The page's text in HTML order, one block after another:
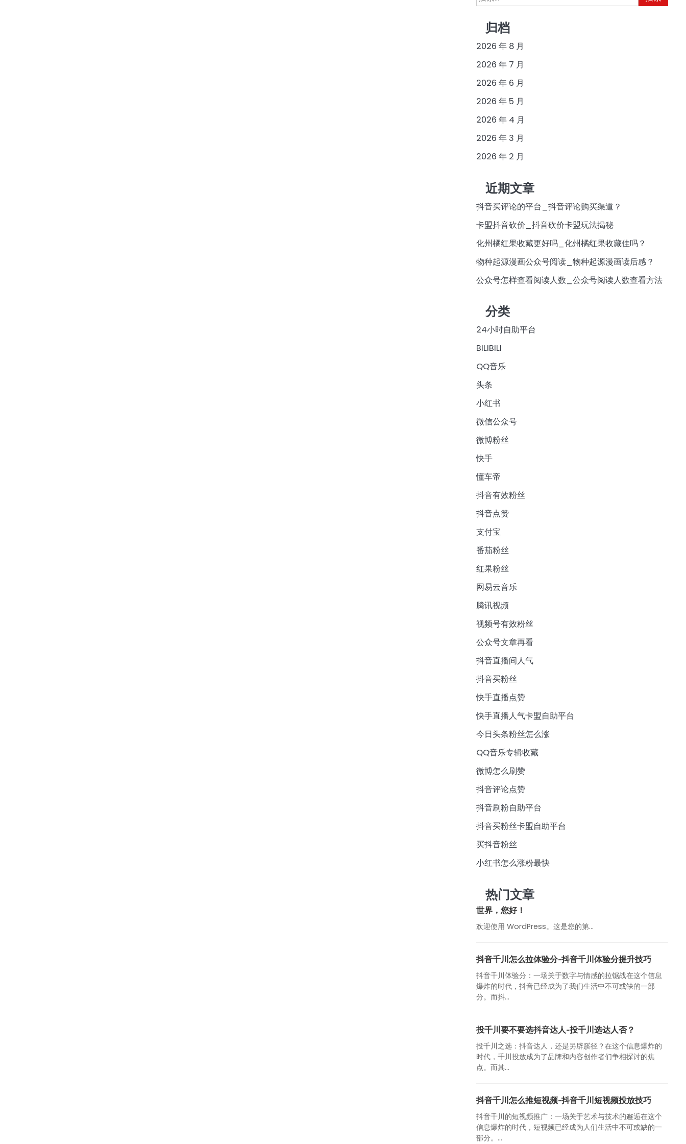
索：
归档
2026 年 8 月
2026 年 7 月
2026 年 6 月
2026 年 5 月
2026 年 4 月
2026 年 3 月
2026 年 2 月
近期文章
抖音买评论的平台_抖音评论购买渠道？
卡盟抖音砍价_抖音砍价卡盟玩法揭秘
化州橘红果收藏更好吗_化州橘红果收藏佳吗？
物种起源漫画公众号阅读_物种起源漫画读后感？
公众号怎样查看阅读人数_公众号阅读人数查看方法
分类
24小时自助平台
BILIBILI
QQ音乐
头条
小红书
微信公众号
微博粉丝
快手
懂车帝
抖音有效粉丝
抖音点赞
支付宝
番茄粉丝
红果粉丝
网易云音乐
腾讯视频
视频号有效粉丝
公众号文章再看
抖音直播间人气
抖音买粉丝
快手直播点赞
快手直播人气卡盟自助平台
今日头条粉丝怎么涨
QQ音乐专辑收藏
微博怎么刷赞
抖音评论点赞
抖音刷粉自助平台
抖音买粉丝卡盟自助平台
买抖音粉丝
小红书怎么涨粉最快
热门文章
世界，您好！
欢迎使用 WordPress。这是您的第…
抖音千川怎么拉体验分-抖音千川体验分提升技巧
抖音千川体验分：一场关于数字与情感的拉锯战在这个信息
爆炸的时代，抖音已经成为了我们生活中不可或缺的一部
分。而抖...
投千川要不要选抖音达人-投千川选达人否？
投千川之选：抖音达人，还是另辟蹊径？在这个信息爆炸的
时代，千川投放成为了品牌和内容创作者们争相探讨的焦
点。而其...
抖音千川怎么推短视频-抖音千川短视频投放技巧
抖音千川的短视频推广：一场关于艺术与技术的邂逅在这个
信息爆炸的时代，短视频已经成为人们生活中不可或缺的一
部分。...